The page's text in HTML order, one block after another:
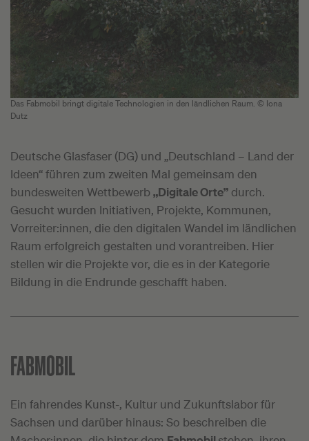
Das Fabmobil bringt digitale Technologien in den ländlichen Raum. © Iona
Dutz
Deutsche Glasfaser (DG) und „Deutschland – Land der
Ideen“ führen zum zweiten Mal gemeinsam den
bundesweiten Wettbewerb „Digitale Orte” durch.
Gesucht wurden Initiativen, Projekte, Kommunen,
Vorreiter:innen, die den digitalen Wandel im ländlichen
Raum erfolgreich gestalten und vorantreiben. Hier
stellen wir die Projekte vor, die es in der Kategorie
Bildung in die Endrunde geschafft haben.
FABMOBIL
Ein fahrendes Kunst-, Kultur und Zukunftslabor für
Sachsen und darüber hinaus: So beschreiben die